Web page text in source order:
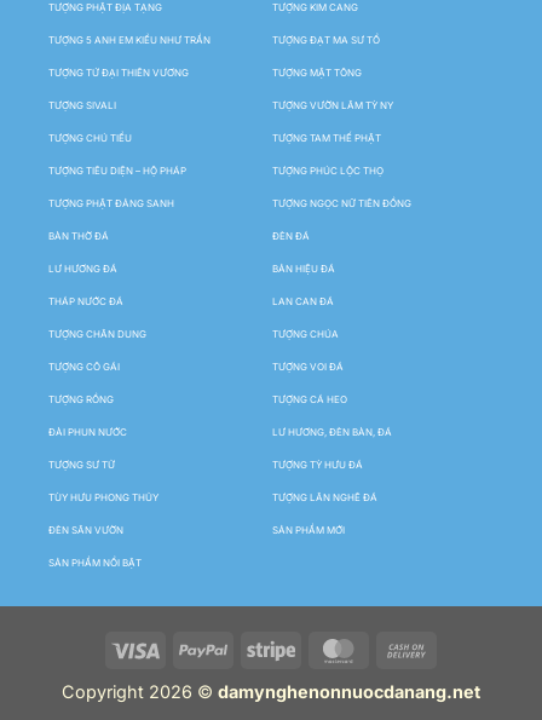
TƯỢNG PHẬT ĐỊA TẠNG TƯỢNG KIM CANG
TƯỢNG 5 ANH EM KIỀU NHƯ TRẦN TƯỢNG ĐẠT MA SƯ TỔ
TƯỢNG TỨ ĐẠI THIÊN VƯƠNG TƯỢNG MẬT TÔNG
TƯỢNG SIVALI TƯỢNG VƯỜN LÂM TỲ NY
TƯỢNG CHÚ TIỂU TƯỢNG TAM THẾ PHẬT
TƯỢNG TIÊU DIỆN – HỘ PHÁP TƯỢNG PHÚC LỘC THỌ
TƯỢNG PHẬT ĐẢNG SANH TƯỢNG NGỌC NỮ TIÊN ĐỒNG
BÀN THỜ ĐÁ ĐÈN ĐÁ
LƯ HƯƠNG ĐÁ BẢN HIỆU ĐÁ
THÁP NƯỚC ĐÁ LAN CAN ĐÁ
TƯỢNG CHÂN DUNG TƯỢNG CHÚA
TƯỢNG CÔ GÁI TƯỢNG VOI ĐÁ
TƯỢNG RỒNG TƯỢNG CÁ HEO
ĐÀI PHUN NƯỚC LƯ HƯƠNG, ĐÈN BÀN, ĐÁ
TƯỢNG SƯ TỬ TƯỢNG TỲ HƯU ĐÁ
TÙY HƯU PHONG THỦY TƯỢNG LÂN NGHÊ ĐÁ
ĐÈN SÂN VƯỜN SẢN PHẨM MỚI
SẢN PHẨM NỔI BẬT
Copyright 2026 © damynghenonnuocdanang.net